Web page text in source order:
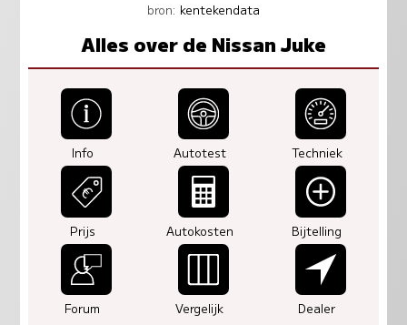
bron: kentekendata
Alles over de Nissan Juke
Info Autotest Techniek
Prijs Autokosten Bijtelling
Forum Vergelijk Dealer